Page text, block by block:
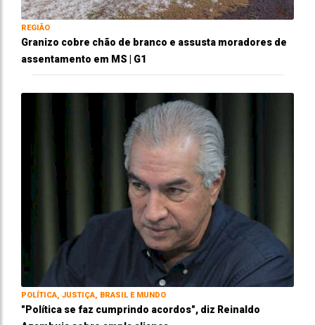
REGIÃO
Granizo cobre chão de branco e assusta moradores de
assentamento em MS | G1
POLÍTICA, JUSTIÇA, BRASIL E MUNDO
"Política se faz cumprindo acordos", diz Reinaldo